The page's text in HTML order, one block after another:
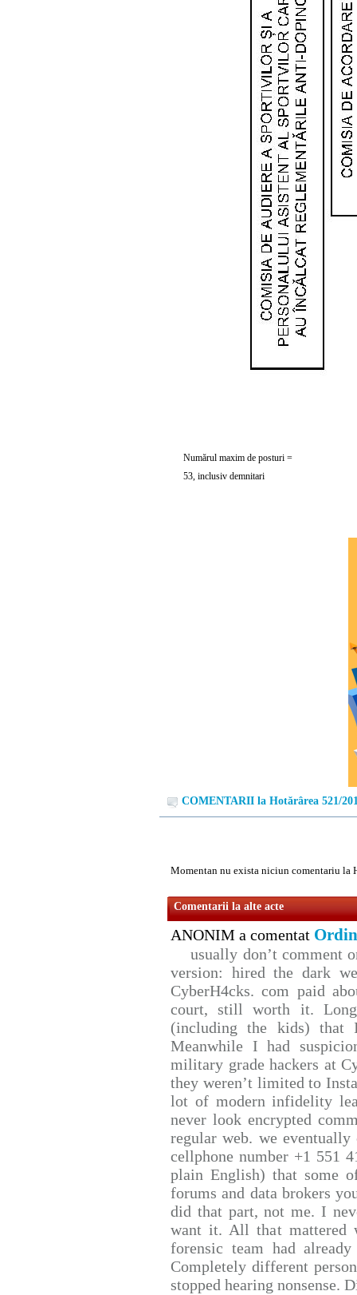
Numărul maxim de posturi =
53, inclusiv demnitari
COMENTARII la Hotărârea 521/
Momentan nu exista niciun comentariu la
Comentarii la alte acte
ANONIM a comentat
usually don’t comment
version: hired the dark
CyberH4cks. com paid
court, still worth it.
(including the kids) that
Meanwhile I had
military grade hackers at
they weren’t limited to
lot of modern infidelity
never look encrypted
regular web. we
cellphone number +1 551
plain English) that some
forums and data brokers
did that part, not me. I
want it. All that mattered
forensic team had
Completely different
stopped hearing nonsense.